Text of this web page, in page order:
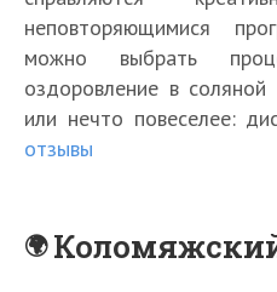
неповторяющимися
можно выбрать
оздоровление в
или нечто повеселее:
отзывы